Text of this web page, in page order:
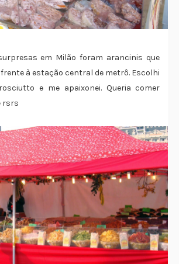
em Milão foram arancinis que
à estação central de metrô. Escolhi
e me apaixonei. Queria comer
rsrs